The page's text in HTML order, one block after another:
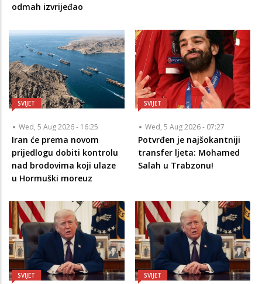
odmah izvrijeđao
SVIJET
Wed, 5 Aug 2026 - 16:25
Iran će prema novom
prijedlogu dobiti kontrolu
nad brodovima koji ulaze
u Hormuški moreuz
SVIJET
Wed, 5 Aug 2026 - 07:27
Potvrđen je najšokantniji
transfer ljeta: Mohamed
Salah u Trabzonu!
SVIJET SVIJET